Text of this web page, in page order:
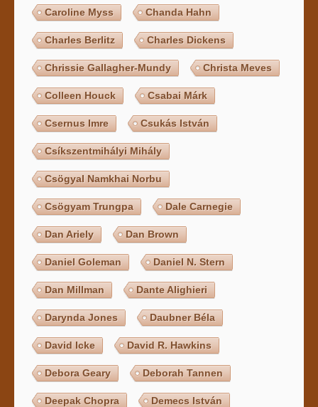
Caroline Myss Chanda Hahn
Charles Berlitz Charles Dickens
Chrissie Gallagher-Mundy Christa Meves
Colleen Houck Csabai Márk
Csernus Imre Csukás István
Csíkszentmihályi Mihály
Csögyal Namkhai Norbu
Csögyam Trungpa Dale Carnegie
Dan Ariely Dan Brown
Daniel Goleman Daniel N. Stern
Dan Millman Dante Alighieri
Darynda Jones Daubner Béla
David Icke David R. Hawkins
Debora Geary Deborah Tannen
Deepak Chopra Demecs István